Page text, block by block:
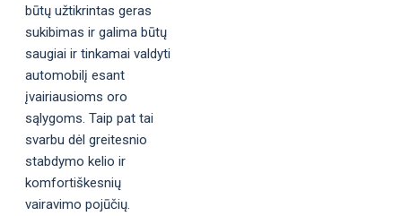
būtų užtikrintas geras
sukibimas ir galima būtų
saugiai ir tinkamai valdyti
automobilį esant
įvairiausioms oro
sąlygoms. Taip pat tai
svarbu dėl greitesnio
stabdymo kelio ir
komfortiškesnių
vairavimo pojūčių.